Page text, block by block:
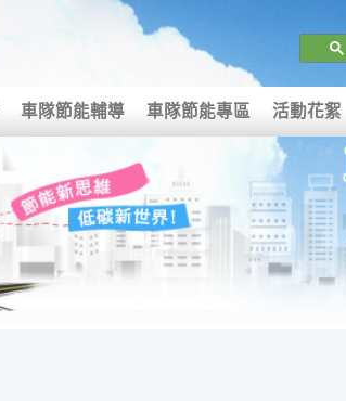
車隊節能輔導 車隊節能專區 活動花絮